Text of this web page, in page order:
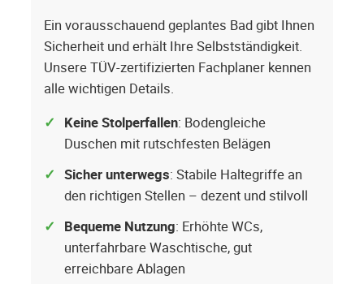
Ein vorausschauend geplantes Bad gibt Ihnen
Sicherheit und erhält Ihre Selbstständigkeit.
Unsere TÜV-zertifizierten Fachplaner kennen
alle wichtigen Details.
Keine Stolperfallen: Bodengleiche
Duschen mit rutschfesten Belägen
Sicher unterwegs: Stabile Haltegriffe an
den richtigen Stellen – dezent und stilvoll
Bequeme Nutzung: Erhöhte WCs,
unterfahrbare Waschtische, gut
erreichbare Ablagen